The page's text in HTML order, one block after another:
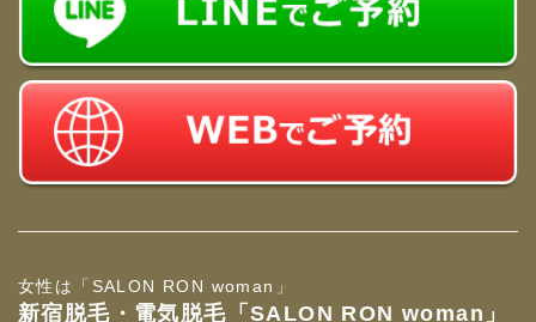
女性は「SALON RON woman」
新宿脱毛・電気脱毛「SALON RON woman」